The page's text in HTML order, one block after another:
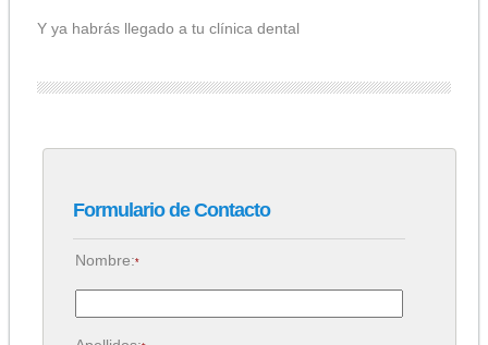
Y ya habrás llegado a tu clínica dental
Formulario de Contacto
Nombre:*